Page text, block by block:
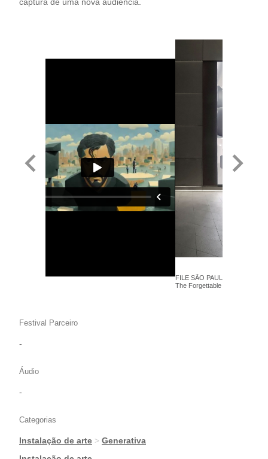
FILE SÃO PAULO 2024 -
The Forgettable Art Machine -
Festival Parceiro
-
Áudio
-
Categorias
Instalação de arte > Generativa